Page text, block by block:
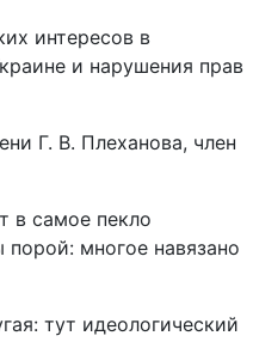
интересов в
и нарушения прав
Г. В. Плеханова, член
в самое пекло
многое навязано
тут идеологический